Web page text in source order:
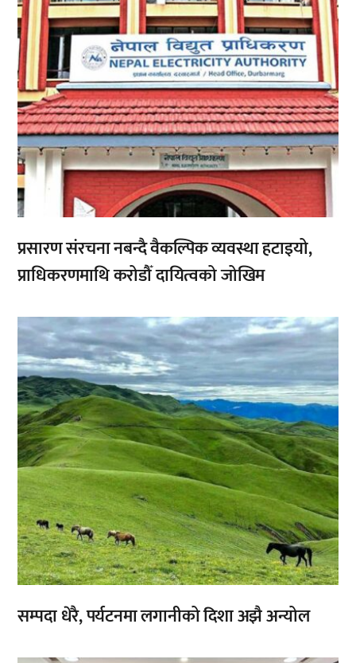
प्रसारण संरचना नबन्दै वैकल्पिक व्यवस्था हटाइयो,
प्राधिकरणमाथि करोडौँ दायित्वको जोखिम
,
सम्पदा धेरै, पर्यटनमा लगानीको दिशा अझै अन्योल